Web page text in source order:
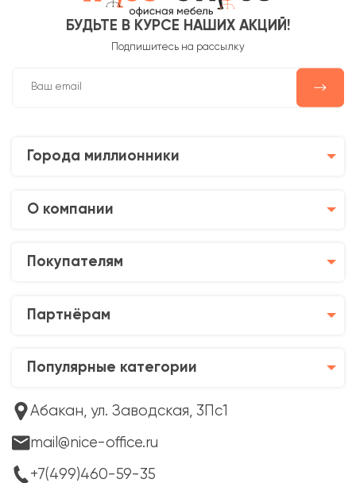
БУДЬТЕ В КУРСЕ НАШИХ АКЦИЙ!
Подпишитесь на рассылку
Города миллионники
О компании
Покупателям
Партнёрам
Популярные категории
Абакан, ул. Заводская, 3Пс1
mail@nice-office.ru
+7(499)460-59-35